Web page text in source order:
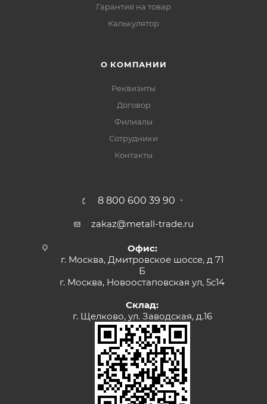
Гарантия на товар
Калькулятор
О КОМПАНИИ
Реквизиты
Договор
Филиалы
Сотрудники
Контакты
8 800 600 39 90
zakaz@metall-trade.ru
Офис:
г. Москва, Дмитровское шоссе, д 71
Б
г. Москва, Новоостаповская ул, 5с14
Склад:
г. Щелково, ул. Заводская, д.16